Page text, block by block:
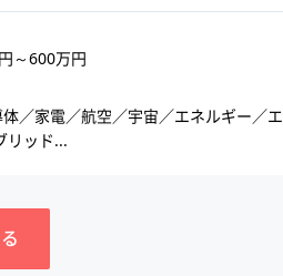
～600万円
／家電／航空／宇宙／エネルギー／エ
リッド...